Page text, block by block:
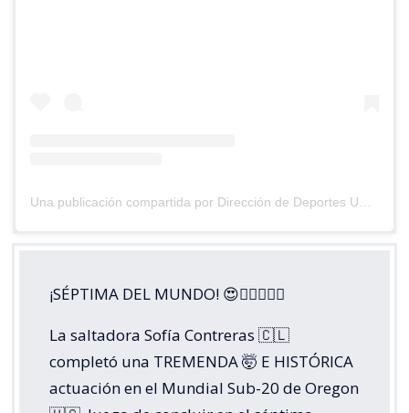
¡SÉPTIMA DEL MUNDO! 😍😮‍💨🏃🏼‍♀️
La saltadora Sofía Contreras 🇨🇱
completó una TREMENDA 🤯 E HISTÓRICA
actuación en el Mundial Sub-20 de Oregon